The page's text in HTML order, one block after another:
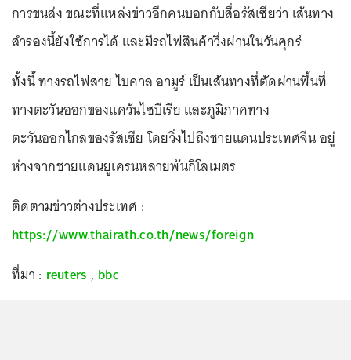
การขนส่ง ขณะที่แหล่งข่าวอีกคนบอกกับสื่อรัสเซียว่า เส้นทาง
สำรองนี้ยังใช้การได้ และมีรถไฟสินค้าวิ่งผ่านในวันศุกร์
ทั้งนี้ ทางรถไฟสาย ไบคาล อามูร์ เป็นเส้นทางที่ตัดผ่านพื้นที่
ทางตะวันออกของแคว้นไซบีเรีย และภูมิภาคทาง
ตะวันออกไกลของรัสเซีย โดยวิ่งไปถึงชายแดนประเทศจีน อยู่
ห่างจากชายแดนยูเครนหลายพันกิโลเมตร
ติดตามข่าวต่างประเทศ :
https://www.thairath.co.th/news/foreign
ที่มา : reuters , bbc